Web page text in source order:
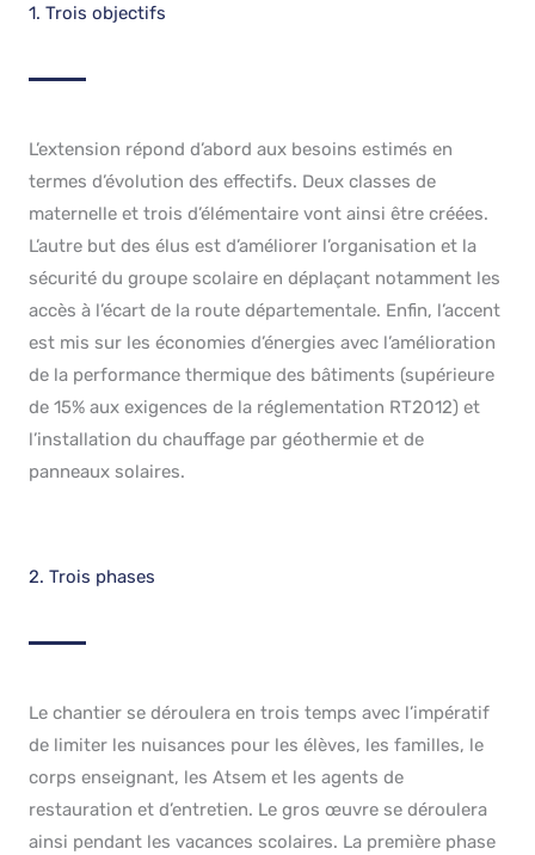
1. Trois objectifs
L’extension répond d’abord aux besoins estimés en
termes d’évolution des effectifs. Deux classes de
maternelle et trois d’élémentaire vont ainsi être créées.
L’autre but des élus est d’améliorer l’organisation et la
sécurité du groupe scolaire en déplaçant notamment les
accès à l’écart de la route départementale. Enfin, l’accent
est mis sur les économies d’énergies avec l’amélioration
de la performance thermique des bâtiments (supérieure
de 15% aux exigences de la réglementation RT2012) et
l’installation du chauffage par géothermie et de
panneaux solaires.
2. Trois phases
Le chantier se déroulera en trois temps avec l’impératif
de limiter les nuisances pour les élèves, les familles, le
corps enseignant, les Atsem et les agents de
restauration et d’entretien. Le gros œuvre se déroulera
ainsi pendant les vacances scolaires. La première phase